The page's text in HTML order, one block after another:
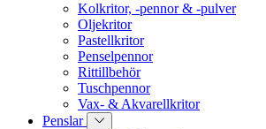
Kolkritor, -pennor & -pulver
Oljekritor
Pastellkritor
Penselpennor
Rittillbehör
Tuschpennor
Vax- & Akvarellkritor
Penslar